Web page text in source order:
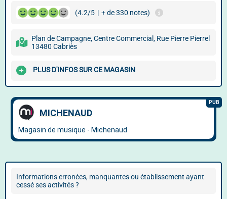
(4.2/5 | + de 330 notes)
Plan de Campagne, Centre Commercial, Rue Pierre Pierrel
13480 Cabriès
PLUS D'INFOS SUR CE MAGASIN
Informations erronées, manquantes ou établissement ayant
cessé ses activités ?